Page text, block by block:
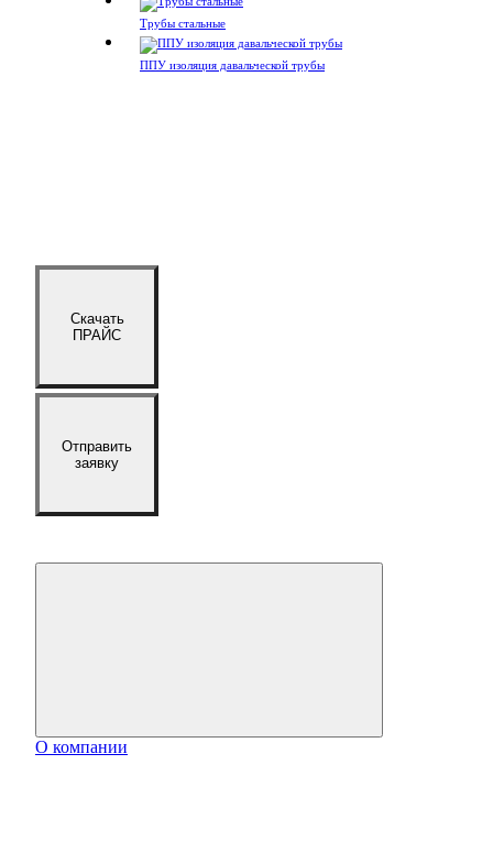
Трубы стальные
ППУ изоляция давальческой трубы
Скачать
ПРАЙС
Отправить
заявку
О компании